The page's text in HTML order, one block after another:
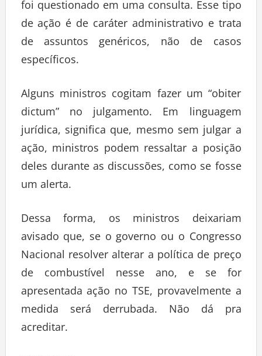
foi questionado em uma consulta. Esse tipo
de ação é de caráter administrativo e trata
de assuntos genéricos, não de casos
específicos.
Alguns ministros cogitam fazer um “obiter
dictum” no julgamento. Em linguagem
jurídica, significa que, mesmo sem julgar a
ação, ministros podem ressaltar a posição
deles durante as discussões, como se fosse
um alerta.
Dessa forma, os ministros deixariam
avisado que, se o governo ou o Congresso
Nacional resolver alterar a política de preço
de combustível nesse ano, e se for
apresentada ação no TSE, provavelmente a
medida será derrubada. Não dá pra
acreditar.